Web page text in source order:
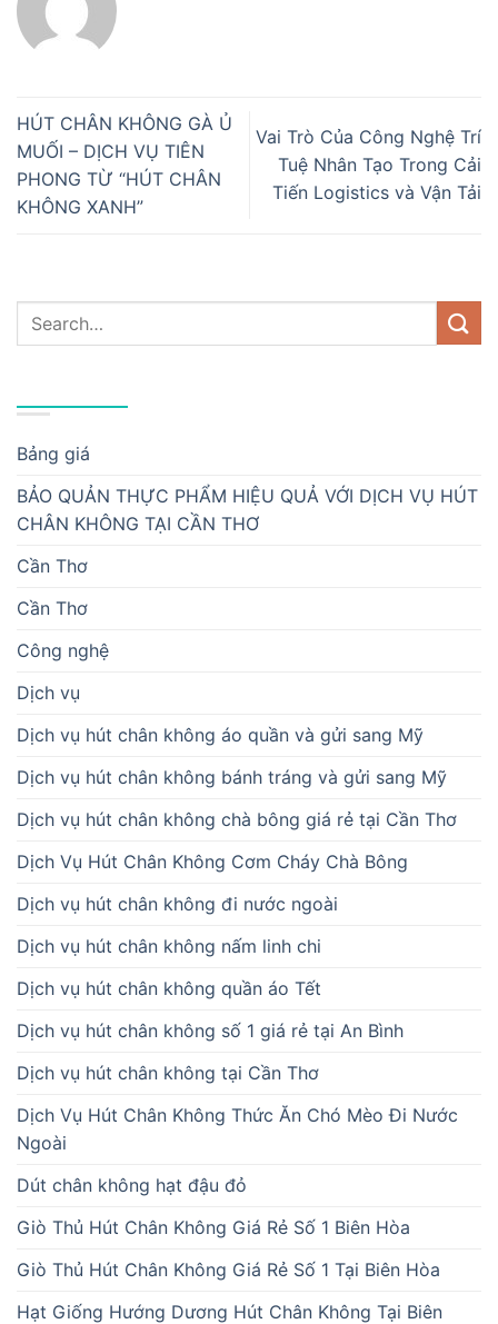
HÚT CHÂN KHÔNG GÀ Ủ
MUỐI – DỊCH VỤ TIÊN
PHONG TỪ “HÚT CHÂN
KHÔNG XANH”
Vai Trò Của Công Nghệ Trí
Tuệ Nhân Tạo Trong Cải
Tiến Logistics và Vận Tải
Bảng giá
BẢO QUẢN THỰC PHẨM HIỆU QUẢ VỚI DỊCH VỤ HÚT
CHÂN KHÔNG TẠI CẦN THƠ
Cần Thơ
Cần Thơ
Công nghệ
Dịch vụ
Dịch vụ hút chân không áo quần và gửi sang Mỹ
Dịch vụ hút chân không bánh tráng và gửi sang Mỹ
Dịch vụ hút chân không chà bông giá rẻ tại Cần Thơ
Dịch Vụ Hút Chân Không Cơm Cháy Chà Bông
Dịch vụ hút chân không đi nước ngoài
Dịch vụ hút chân không nấm linh chi
Dịch vụ hút chân không quần áo Tết
Dịch vụ hút chân không số 1 giá rẻ tại An Bình
Dịch vụ hút chân không tại Cần Thơ
Dịch Vụ Hút Chân Không Thức Ăn Chó Mèo Đi Nước
Ngoài
Dút chân không hạt đậu đỏ
Giò Thủ Hút Chân Không Giá Rẻ Số 1 Biên Hòa
Giò Thủ Hút Chân Không Giá Rẻ Số 1 Tại Biên Hòa
Hạt Giống Hướng Dương Hút Chân Không Tại Biên